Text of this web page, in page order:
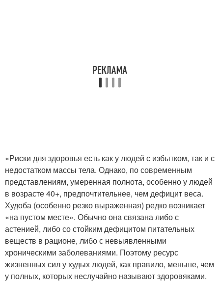
«Риски для здоровья есть как у людей с избытком, так и с
недостатком массы тела. Однако, по современным
представлениям, умеренная полнота, особенно у людей
в возрасте 40+, предпочтительнее, чем дефицит веса.
Худоба (особенно резко выраженная) редко возникает
«на пустом месте». Обычно она связана либо с
астенией, либо со стойким дефицитом питательных
веществ в рационе, либо с невыявленными
хроническими заболеваниями. Поэтому ресурс
жизненных сил у худых людей, как правило, меньше, чем
у полных, которых неслучайно называют здоровяками.